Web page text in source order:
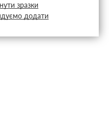
зразки
додати